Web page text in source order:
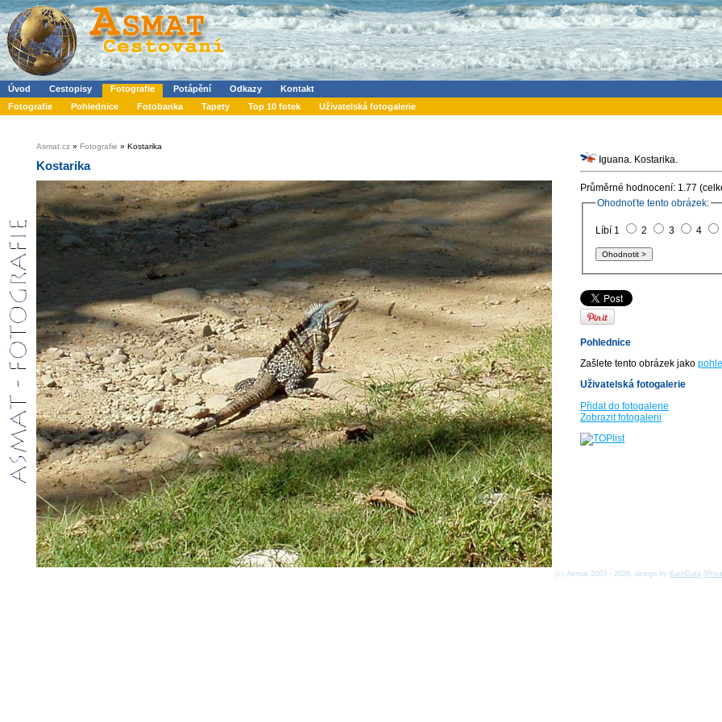
Úvod Cestopisy Fotografie Potápění Odkazy
Kontakt
Fotografie
Pohlednice Fotobanka Tapety Top 10 fotek Uživatelská fotogalerie
Asmat.cz » Fotografie » Kostarika
Kostarika Iguana. Kostarika.
Průměrné hodnocení: 1.77
Ohodnoťte tento obrázek:
Líbí 1 2 3 4
Pohlednice
Zašlete tento obrázek jako
Uživatelská fotogalerie
Přidat do fotogalerie
Zobrazit fotogalerii
(c) Asmat 2003 - 2026, design by KamData